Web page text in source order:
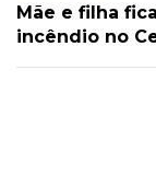
Mãe e filha
incêndio no